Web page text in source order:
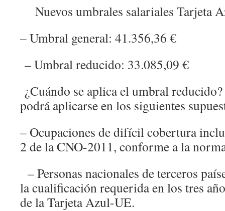
Nuevos umbrales salariales Tarjeta
– Umbral general: 41.356,36 €
– Umbral reducido: 33.085,09 €
¿Cuándo se aplica el umbral
podrá aplicarse en los siguientes
– Ocupaciones de difícil cobertura
2 de la CNO-2011, conforme a la
– Personas nacionales de terceros
la cualificación requerida en los tres
de la Tarjeta Azul-UE.